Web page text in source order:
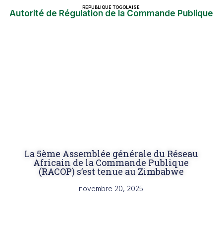
Autorité de Régulation de la Commande Publique
REPUBLIQUE TOGOLAISE
La 5ème Assemblée générale du Réseau
Africain de la Commande Publique
(RACOP) s’est tenue au Zimbabwe
novembre 20, 2025